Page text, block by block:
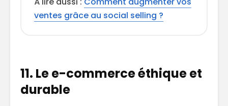
ventes grâce au social selling ?
11. Le e-commerce éthique et
durable